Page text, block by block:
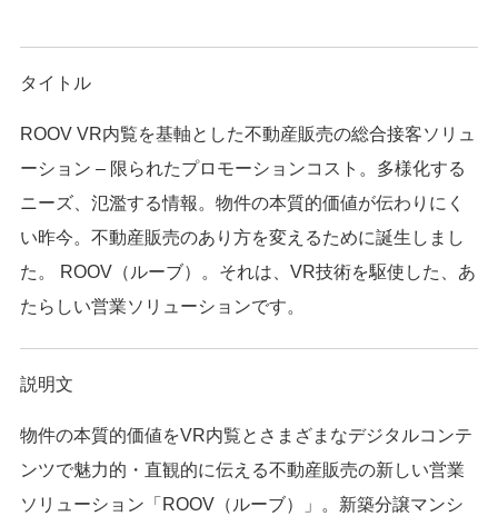
タイトル
ROOV VR内覧を基軸とした不動産販売の総合接客ソリュ
ーション – 限られたプロモーションコスト。多様化する
ニーズ、氾濫する情報。物件の本質的価値が伝わりにく
い昨今。不動産販売のあり方を変えるために誕生しまし
た。 ROOV（ルーブ）。それは、VR技術を駆使した、あ
たらしい営業ソリューションです。
説明文
物件の本質的価値をVR内覧とさまざまなデジタルコンテ
ンツで魅力的・直観的に伝える不動産販売の新しい営業
ソリューション「ROOV（ルーブ）」。新築分譲マンシ